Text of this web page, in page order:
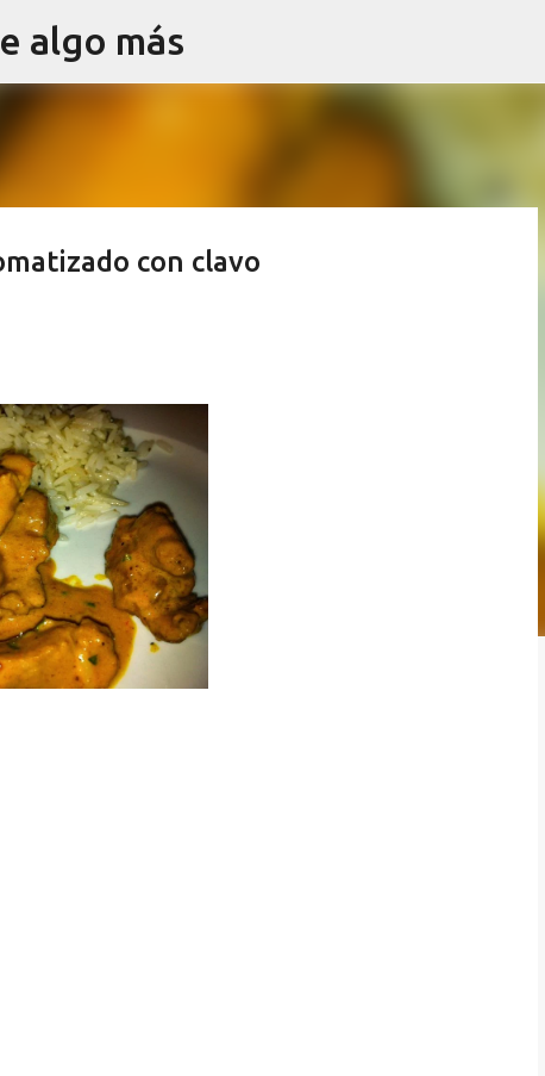
Ir al contenido principal
algo más
con clavo